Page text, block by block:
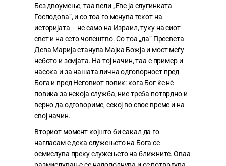
Без двоумење, таа вели „Еве ја слугинката
Господова“, и со тоа го менува текот на
историјата – не само на Израил, туку на сиот
свет и на сето човештво. Со тоа „да“ Пресвета
Дева Марија станува Мајка Божја и мост меѓу
небото и земјата. На тој начин, таа е пример и
насока и за нашата лична одговорност пред
Бога и пред Неговиот повик: кога Бог ќе нè
повика за некоја служба, ние треба потврдно и
верно да одговориме, секој во свое време и на
свој начин.
Вториот момент којшто би сакал да го
нагласам е дека служењето на Бога се
осмислува преку служењето на ближните. Оваа